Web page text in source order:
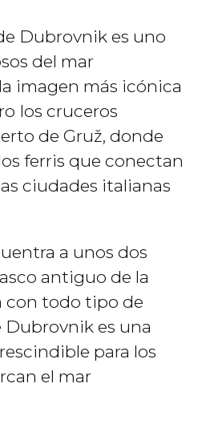
Dubrovnik es uno
del mar
imagen más icónica
los cruceros
de Gruž, donde
ferris que conectan
ciudades italianas
a unos dos
antiguo de la
con todo tipo de
Dubrovnik es una
para los
el mar